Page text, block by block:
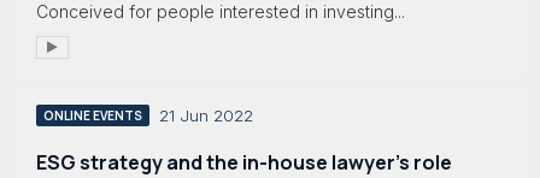
Conceived for people interested in investing...
ONLINE EVENTS 21 Jun 2022
ESG strategy and the in-house lawyer’s role